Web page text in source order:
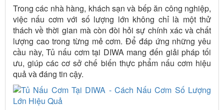
Trong các nhà hàng, khách sạn và bếp ăn công nghiệp,
việc nấu cơm với số lượng lớn không chỉ là một thử
thách về thời gian mà còn đòi hỏi sự chính xác và chất
lượng cao trong từng mẻ cơm. Để đáp ứng những yêu
cầu này, Tủ nấu cơm tại DIWA mang đến giải pháp tối
ưu, giúp các cơ sở chế biến thực phẩm nấu cơm hiệu
quả và đáng tin cậy.